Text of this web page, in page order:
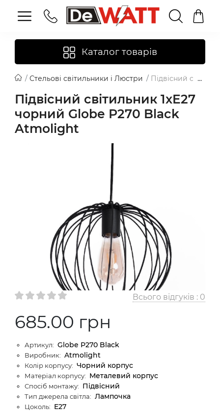
Каталог товарів
Стельові світильники і Люстри Підвісний
Підвісний світильник 1xE27
чорний Globe Р270 Black
Atmolight
Всього відгуків : 0
685.00 грн
Артикул: Globe Р270 Black
Виробник: Atmolight
Колір корпусу: Чорний корпус
Матеріал корпусу: Металевий корпус
Спосіб монтажу: Підвіcний
Тип джерела світла: Лампочка
Цоколь: E27